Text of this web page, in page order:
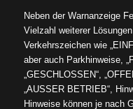
Neben der Warnanzeige
Vielzahl weiterer
Verkehrszeichen wie
aber auch Parkhinweise,
„GESCHLOSSEN“,
„AUSSER BETRIEB“,
Hinweise können je nach